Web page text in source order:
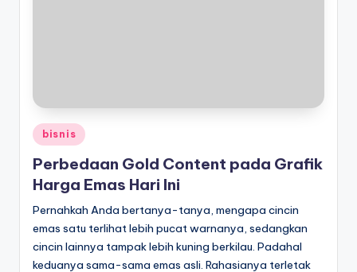
Posted
in
bisnis
Perbedaan Gold Content pada Grafik
Harga Emas Hari Ini
Pernahkah Anda bertanya-tanya, mengapa cincin
emas satu terlihat lebih pucat warnanya, sedangkan
cincin lainnya tampak lebih kuning berkilau. Padahal
keduanya sama-sama emas asli. Rahasianya terletak